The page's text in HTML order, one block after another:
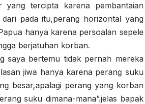
yang tercipta karena pembantaian
pada itu,perang horizontal yang
hanya karena persoalan sepele
berjatuhan korban.
saya bertemu tidak pernah mereka
jiwa hanya karena perang suku
besar,apalagi perang yang korban
suku dimana-mana”.jelas bapak